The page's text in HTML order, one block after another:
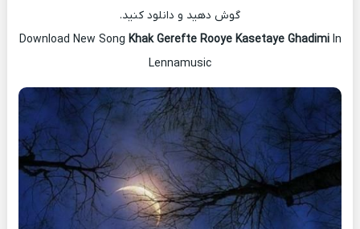
گوش دهید و دانلود کنید.
Download New Song Khak Gerefte Rooye Kasetaye GhadimiIn
Lennamusic